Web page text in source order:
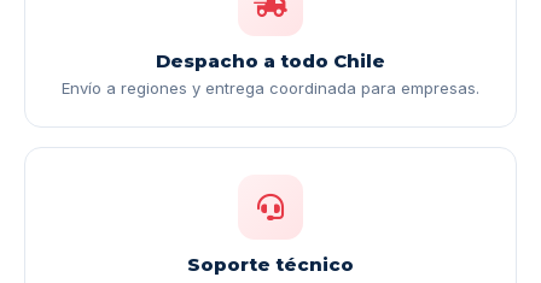
Despacho a todo Chile
Envío a regiones y entrega coordinada para empresas.
Soporte técnico